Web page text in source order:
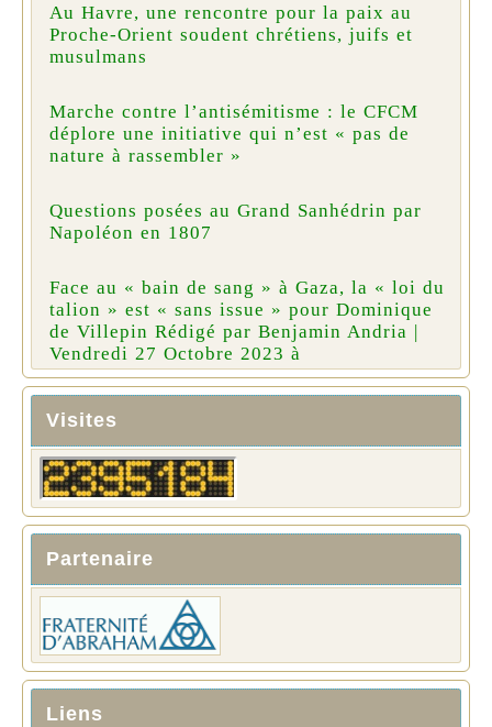
Au Havre, une rencontre pour la paix au
Proche-Orient soudent chrétiens, juifs et
musulmans
Marche contre l’antisémitisme : le CFCM
déplore une initiative qui n’est « pas de
nature à rassembler »
Questions posées au Grand Sanhédrin par
Napoléon en 1807
Face au « bain de sang » à Gaza, la « loi du
talion » est « sans issue » pour Dominique
de Villepin Rédigé par Benjamin Andria |
Vendredi 27 Octobre 2023 à
Visites
Partenaire
Liens